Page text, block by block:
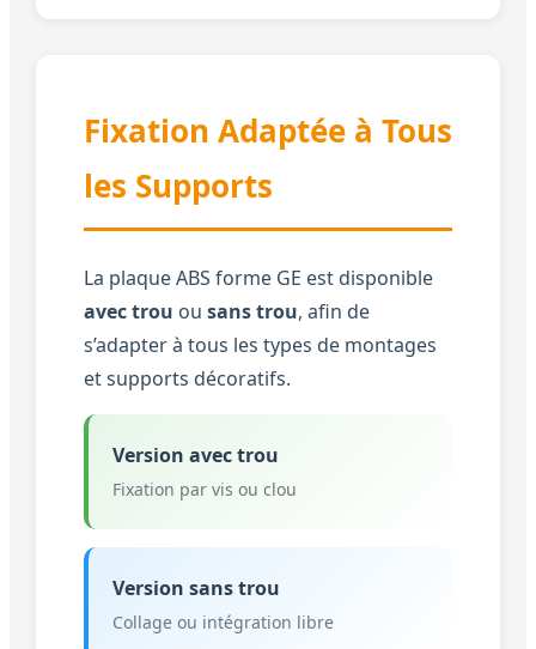
Fixation Adaptée à Tous
les Supports
La plaque ABS forme GE est disponible
avec trou ou sans trou, afin de
s’adapter à tous les types de montages
et supports décoratifs.
Version avec trou
Fixation par vis ou clou
Version sans trou
Collage ou intégration libre